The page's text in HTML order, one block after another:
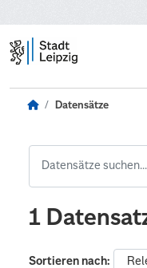
Datensätze
1
Sortieren nach